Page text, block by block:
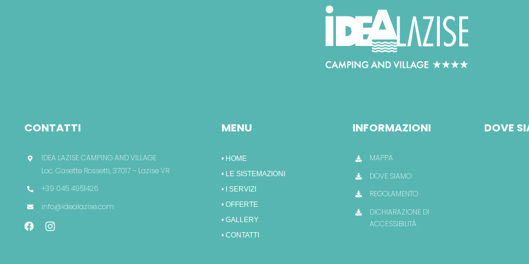
CONTATTI
IDEA LAZISE CAMPING AND VILLAGE
Loc. Casette Rossetti, 37017 – Lazise VR
+39 045 4951426
info@idealazise.com
MENU
• HOME
• LE SISTEMAZIONI
• I SERVIZI
• OFFERTE
• GALLERY
• CONTATTI
INFORMAZIONI
MAPPA
DOVE SIAMO
REGOLAMENTO
DICHIARAZIONE DI
ACCESSIBILITÀ
DOVE